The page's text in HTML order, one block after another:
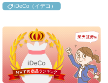
iDeCo（イデコ）